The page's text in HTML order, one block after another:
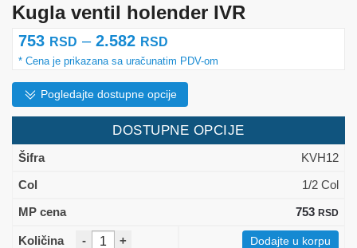
Kugla ventil holender IVR
753 RSD – 2.582 RSD
cena:
od
753 rsd
do
Pogledajte dostupne opcije
DOSTUPNE OPCIJE
KVH12
1/2 Col
753 RSD
- + Dodajte u korpu